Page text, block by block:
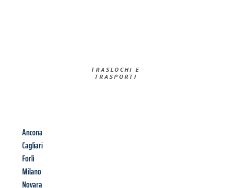
TRASLOCHI E
TRASPORTI​
Ancona
Cagliari
Forlì
Milano
Novara